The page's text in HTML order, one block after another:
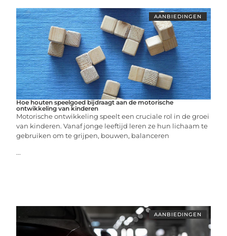
AANBIEDINGEN
Hoe houten speelgoed bijdraagt aan de motorische
ontwikkeling van kinderen
Motorische ontwikkeling speelt een cruciale rol in de groei
van kinderen. Vanaf jonge leeftijd leren ze hun lichaam te
gebruiken om te grijpen, bouwen, balanceren
...
AANBIEDINGEN